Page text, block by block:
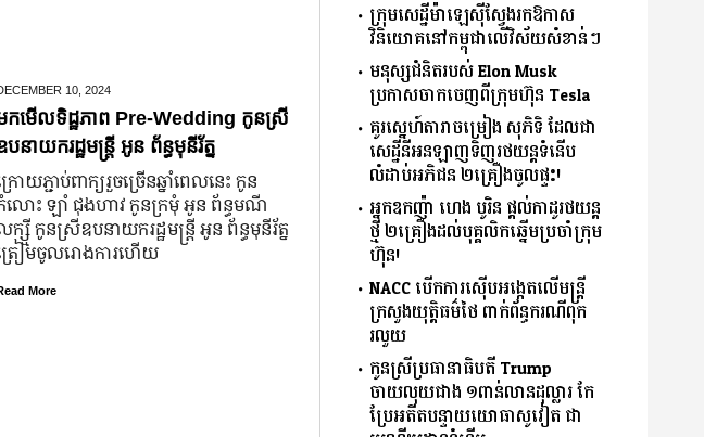
10, 2024
កមើលទិដ្ឋភាព Pre-Wedding កូនស្រី
បនាយករដ្ឋមន្រ្តី អូន ព័ន្ធមុនីរ័ត្ន
រោយ​ភ្ជាប់​ពាក្យ​រួច​ច្រើន​ឆ្នាំ​ពេលនេះ កូន
លោះ ឡាំ ជុងហាវ កូនក្រមុំ អូន ព័ន្ធមណី
ក្ស្មី កូនស្រី​ឧបនាយករដ្ឋមន្ត្រី អូន ព័ន្ធមុនីរ័ត្ន
រៀម​ចូល​រោងការ​ហើយ
More
ក្រុមសេដ្ឋីម៉ាឡេស៊ីស្វែងរកឱកាស
វិនិយោគនៅកម្ពុជាលើវិស័យសំខាន់ៗ
មនុស្សជំនិតរបស់ Elon Musk
ប្រកាសចាកចេញពីក្រុមហ៊ុន Tesla
គូរស្នេហ៍តារាចម្រៀង សុភិទិ ដែលជា
សេដ្ឋីនីអនឡាញទិញរថយន្តទំនើប
លំដាប់អភិជន ២គ្រឿងចូលផ្ទះ!
អ្នកឧកញ៉ា ហេង បូរិន ផ្តល់កាដូរថយន្ត
ថ្មី ២គ្រឿងដល់បុគ្គលិកឆ្នើមប្រចាំក្រុម
ហ៊ុន!
NACC បើកការស៊ើបអង្កេតលើមន្ត្រី
ក្រសួងយុត្តិធម៌ថៃ ពាក់ព័ន្ធករណីពុក
រលួយ
កូនស្រីប្រធានាធិបតី Trump
ចាយលុយជាង ១ពាន់លានដុល្លារ កែ
ប្រែអតីតបន្ទាយយោធាសូវៀត ជា